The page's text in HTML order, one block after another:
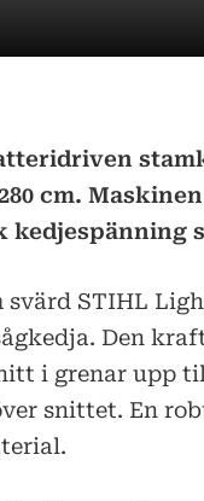
cm.
kedjespänning
svärd STIHL
Den
i grenar upp
snittet. En